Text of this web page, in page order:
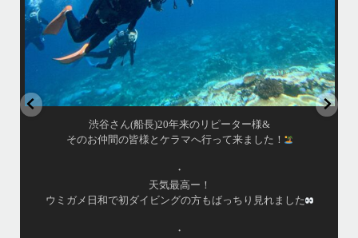
はいさい！
アイランドメッセージです
最近投稿できてませんでしたが今シーズンも渡嘉敷島上陸
ツアーとケラマ体験ダイビング&シュノーケル班に分かれて
毎日海へ行っております
海が穏やかな日がずーっと続いていてボートダイビングに